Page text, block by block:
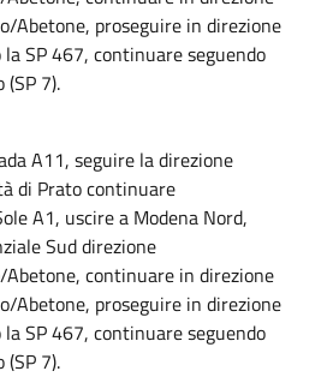
Abetone, proseguire in direzione
SP 467, continuare seguendo
7).
A11, seguire la direzione
di Prato continuare
A1, uscire a Modena Nord,
Sud direzione
continuare in direzione
Abetone, proseguire in direzione
SP 467, continuare seguendo
7).